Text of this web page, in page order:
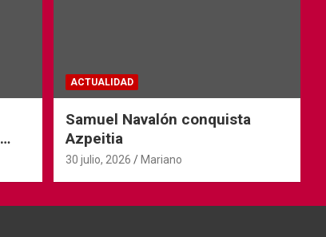
ACTUALIDAD
Samuel Navalón conquista
Azpeitia
30 julio, 2026 Mariano